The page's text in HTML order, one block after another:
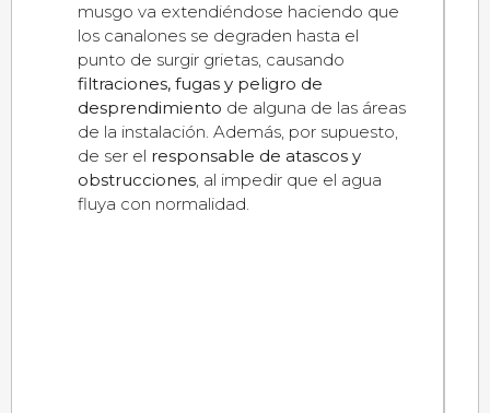
musgo va extendiéndose haciendo que
los canalones se degraden hasta el
punto de surgir grietas, causando
filtraciones, fugas y peligro de
desprendimiento de alguna de las áreas
de la instalación. Además, por supuesto,
de ser el responsable de atascos y
obstrucciones, al impedir que el agua
fluya con normalidad.